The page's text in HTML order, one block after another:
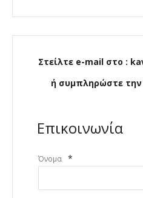
Στείλτε e-mail στο :
ή συμπληρώστε
Επικοινωνία
Όνομα *